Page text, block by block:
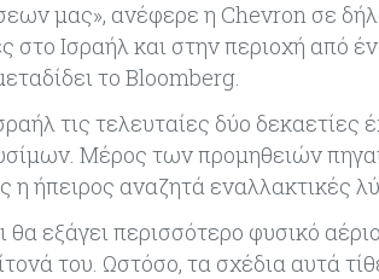
μας», ανέφερε η Chevron σε
στο Ισραήλ και στην περιοχή από
το Bloomberg.
τις τελευταίες δύο δεκαετίες
Μέρος των προμηθειών
η ήπειρος αναζητά εναλλακτικές
θα εξάγει περισσότερο φυσικό
του. Ωστόσο, τα σχέδια αυτά